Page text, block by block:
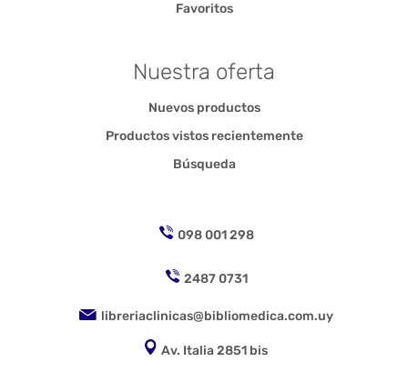
Favoritos
Nuestra oferta
Nuevos productos
Productos vistos recientemente
Búsqueda
098 001 298
2487 0731
libreriaclinicas@bibliomedica.com.uy
Av. Italia 2851 bis